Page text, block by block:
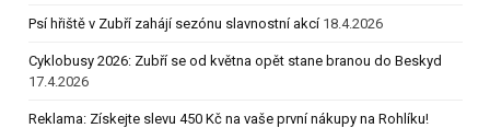
Psí hřiště v Zubří zahájí sezónu slavnostní akcí 18.4.2026
Cyklobusy 2026: Zubří se od května opět stane branou do Beskyd
17.4.2026
Reklama: Získejte slevu 450 Kč na vaše první nákupy na Rohlíku!